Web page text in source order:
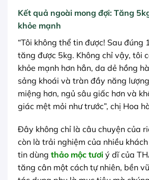
Kết quả ngoài mong đợi: Tăng
khỏe mạnh
“Tôi không thể tin được! Sau đúng
tăng được 5kg. Không chỉ vậy, tôi
khỏe mạnh hơn hẳn, da dẻ hồng
sảng khoái và tràn đầy năng
miệng hơn, ngủ sâu giấc hơn và
giác mệt mỏi như trước”, chị Hoa
Đây không chỉ là câu chuyện của
còn là trải nghiệm của nhiều
tin dùng thảo mộc tươi ý dĩ của
tăng cân một cách tự nhiên, bền